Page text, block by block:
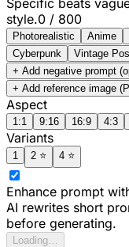
style.0 / 800
Photorealistic Anime
Cyberpunk
Vintage
+ Add negative prompt
+ Add reference image
Aspect
1:1 9:16 16:9 4:3
Variants
1 2 ⭐ 4 ⭐
Enhance prompt
AI rewrites short
before generating.
Loading…